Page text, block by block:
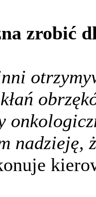
zrobić
nadzieję,